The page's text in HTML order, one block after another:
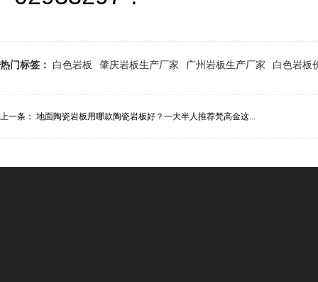
热门标签： 白色岩板 肇庆岩板生产厂家 广州岩板生产厂家 白色岩板
上一条： 地面陶瓷岩板用哪款陶瓷岩板好？一大半人推荐梵高金这...